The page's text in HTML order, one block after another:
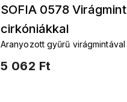
SOFIA 0578
cirkóniákkal
5 062 Ft
Aranyozott gyűrű